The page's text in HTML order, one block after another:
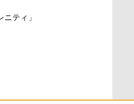
ニティ」